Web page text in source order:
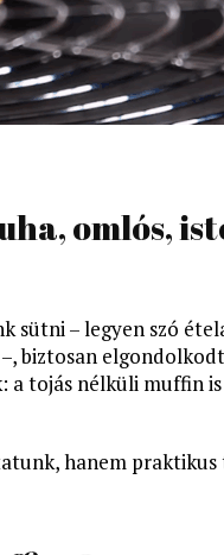
omlós,
sütni – legyen szó
biztosan
a tojás nélküli muffin
hanem